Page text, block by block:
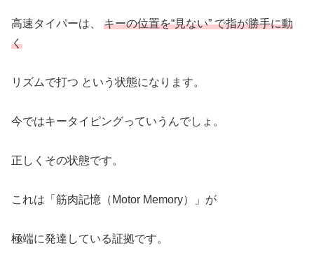
高速タイパーは、 キーの位置を“見ない” で指が勝手に動
く
リズムで打つ という状態になります。
今ではキータイピングっていうんでしょ。
正しくその状態です。
これは「筋肉記憶（Motor Memory）」が
極端に発達している証拠です。